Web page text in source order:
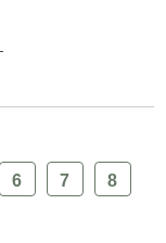
6 7
8